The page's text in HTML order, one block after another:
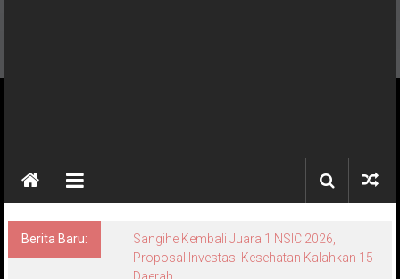
Berita Baru:
Sangihe Kembali Juara 1 NSIC 2026,
Proposal Investasi Kesehatan Kalahkan 15